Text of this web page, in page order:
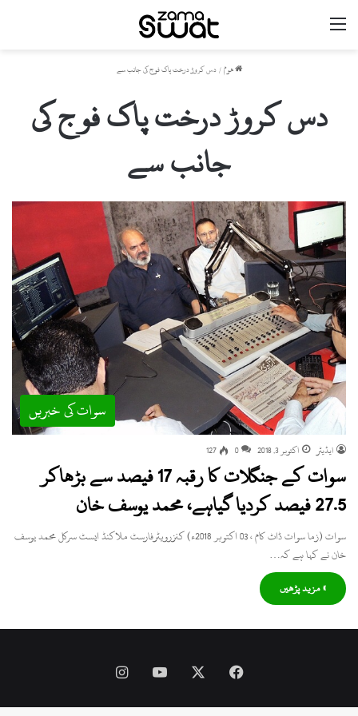
ھوم / دس کروڑ درخت پاک فوج کی جانب سے
دس کروڑ درخت پاک فوج کی
جانب سے
سوات کی خبریں
ایڈیٹر اکتوبر 3, 2018 0
127
سوات کے جنگلات کا رقبہ 17 فیصد سے بڑھاکر
27.5 فیصد کردیا گیاہے، محمد یوسف خان
سوات (زما سوات ڈاٹ کام ، 03 اکتوبر 2018ء) کنزرویٹرفارسٹ ملاکنڈ ایسٹ سرکل محمد یوسف
خان نے کہا ہے کہ…
» مزید پڑھیں
Facebook
YouTube